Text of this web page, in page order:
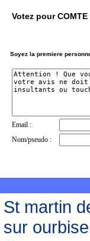
Votez pour
Soyez la premiere
St martin
sur ourbise